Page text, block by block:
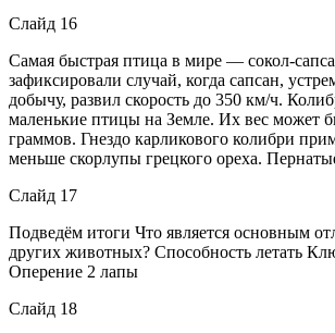
Слайд 16
Самая быстрая птица в мире — сокол-
зафиксировали случай, когда сапсан,
добычу, развил скорость до 350 км/ч.
маленькие птицы на Земле. Их вес может
граммов. Гнездо карликового колибри
меньше скорлупы грецкого ореха.
Слайд 17
Подведём итоги Что является основным
других животных? Способность летать
Оперение 2 лапы
Слайд 18